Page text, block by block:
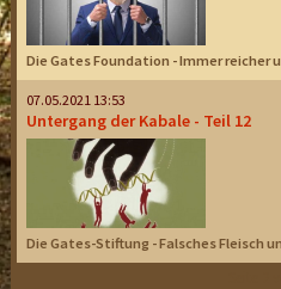
Die Gates Foundation - Immer reicher
07.05.2021 13:53
Untergang der Kabale - Teil 12
Die Gates-Stiftung - Falsches Fleisch